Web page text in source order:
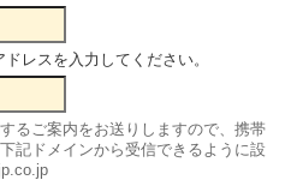
レスを入力してください。
るご案内をお送りしますので、携帯
記ドメインから受信できるように設